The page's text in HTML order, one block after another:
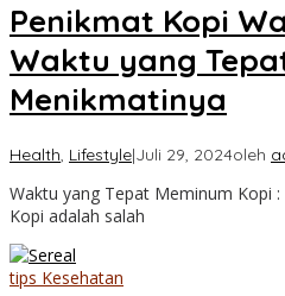
Penikmat Kopi
Waktu yang
Menikmatinya
Health, Lifestyle|Juli 29, 2024oleh
Waktu yang Tepat Meminum Kopi
Kopi adalah salah
tips Kesehatan